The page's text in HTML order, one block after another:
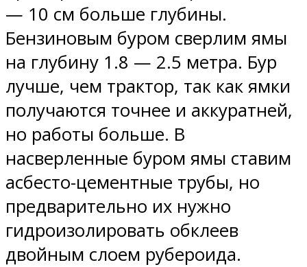
— 10 см больше глубины.
Бензиновым буром сверлим ямы
на глубину 1.8 — 2.5 метра. Бур
лучше, чем трактор, так как ямки
получаются точнее и аккуратней,
но работы больше. В
насверленные буром ямы ставим
асбесто-цементные трубы, но
предварительно их нужно
гидроизолировать обклеев
двойным слоем рубероида.